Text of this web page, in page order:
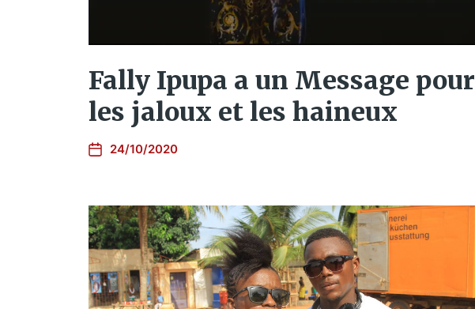
Fally Ipupa a un Message pour
les jaloux et les haineux
24/10/2020